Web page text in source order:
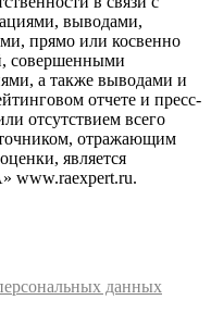
выводами,
прямо или косвенно
совершенными
а также выводами и
отчете и пресс-
отсутствием всего
отражающим
является
www.raexpert.ru.
данных